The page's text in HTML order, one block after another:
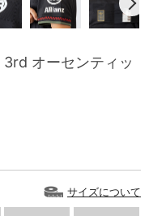
オーセンティッ
サイズについて